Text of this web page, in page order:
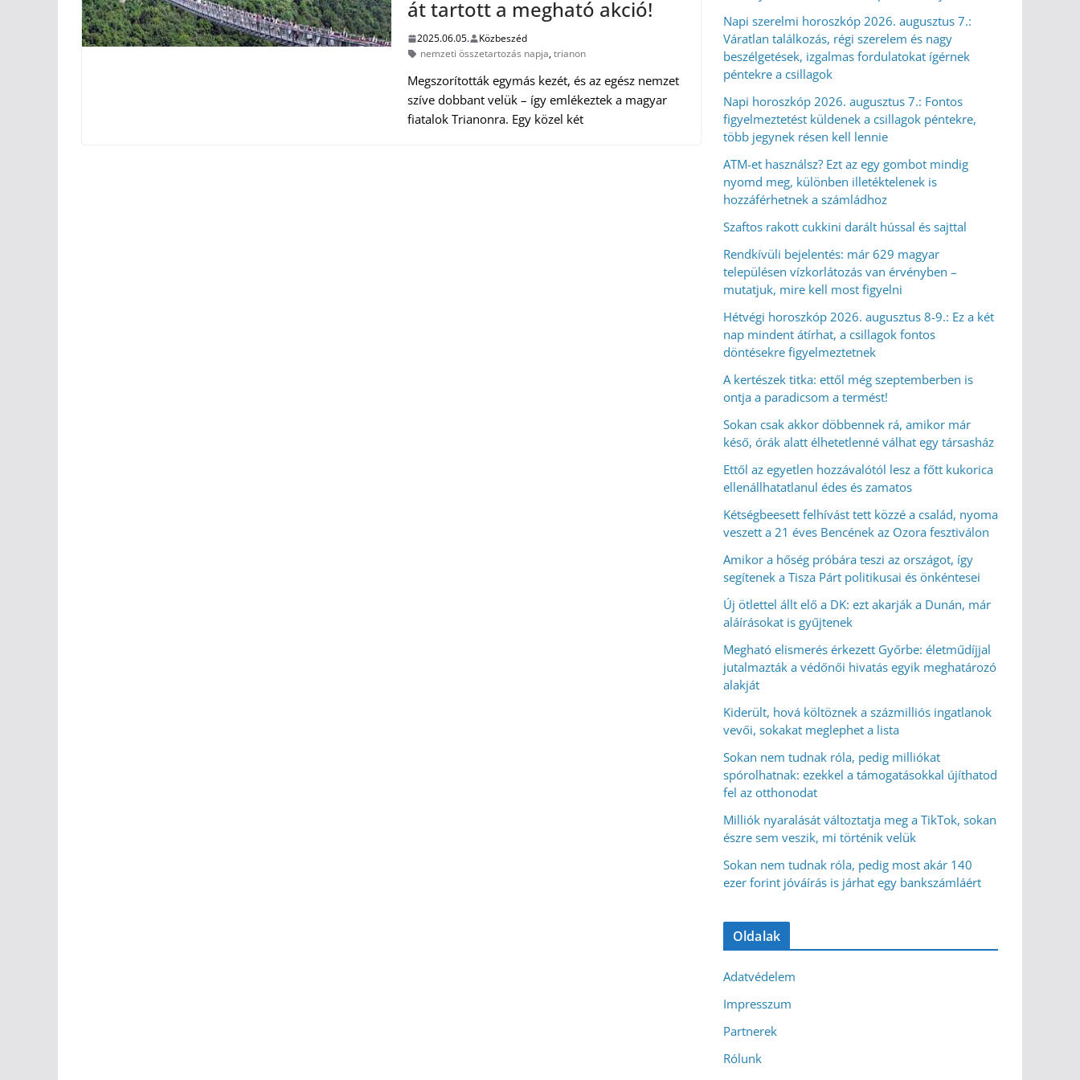
át tartott a megható akció!
2025.06.05.
Közbeszéd
nemzeti összetartozás napja,trianon
Megszorították egymás kezét, és az egész nemzet
szíve dobbant velük – így emlékeztek a magyar
fiatalok Trianonra. Egy közel két
Napi szerelmi horoszkóp 2026. augusztus 7.:
Váratlan találkozás, régi szerelem és nagy
beszélgetések, izgalmas fordulatokat ígérnek
péntekre a csillagok
Napi horoszkóp 2026. augusztus 7.: Fontos
figyelmeztetést küldenek a csillagok péntekre,
több jegynek résen kell lennie
ATM-et használsz? Ezt az egy gombot mindig
nyomd meg, különben illetéktelenek is
hozzáférhetnek a számládhoz
Szaftos rakott cukkini darált hússal és sajttal
Rendkívüli bejelentés: már 629 magyar
településen vízkorlátozás van érvényben –
mutatjuk, mire kell most figyelni
Hétvégi horoszkóp 2026. augusztus 8-9.: Ez a két
nap mindent átírhat, a csillagok fontos
döntésekre figyelmeztetnek
A kertészek titka: ettől még szeptemberben is
ontja a paradicsom a termést!
Sokan csak akkor döbbennek rá, amikor már
késő, órák alatt élhetetlenné válhat egy társasház
Ettől az egyetlen hozzávalótól lesz a főtt kukorica
ellenállhatatlanul édes és zamatos
Kétségbeesett felhívást tett közzé a család, nyoma
veszett a 21 éves Bencének az Ozora fesztiválon
Amikor a hőség próbára teszi az országot, így
segítenek a Tisza Párt politikusai és önkéntesei
Új ötlettel állt elő a DK: ezt akarják a Dunán, már
aláírásokat is gyűjtenek
Megható elismerés érkezett Győrbe: életműdíjjal
jutalmazták a védőnői hivatás egyik meghatározó
alakját
Kiderült, hová költöznek a százmilliós ingatlanok
vevői, sokakat meglephet a lista
Sokan nem tudnak róla, pedig milliókat
spórolhatnak: ezekkel a támogatásokkal újíthatod
fel az otthonodat
Milliók nyaralását változtatja meg a TikTok, sokan
észre sem veszik, mi történik velük
Sokan nem tudnak róla, pedig most akár 140
ezer forint jóváírás is járhat egy bankszámláért
Oldalak
Adatvédelem
Impresszum
Partnerek
Rólunk